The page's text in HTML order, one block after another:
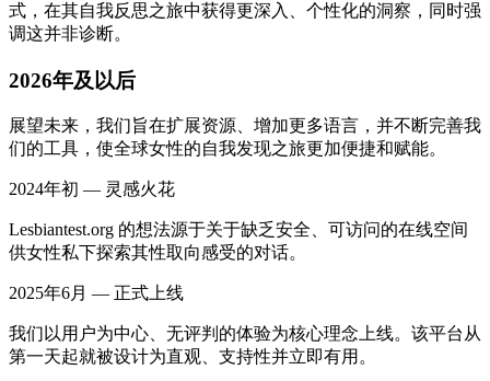
式，在其自我反思之旅中获得更深入、个性化的洞察，同时强
调这并非诊断。
2026年及以后
展望未来，我们旨在扩展资源、增加更多语言，并不断完善我
们的工具，使全球女性的自我发现之旅更加便捷和赋能。
2024年初 — 灵感火花
Lesbiantest.org 的想法源于关于缺乏安全、可访问的在线空间
供女性私下探索其性取向感受的对话。
2025年6月 — 正式上线
我们以用户为中心、无评判的体验为核心理念上线。该平台从
第一天起就被设计为直观、支持性并立即有用。